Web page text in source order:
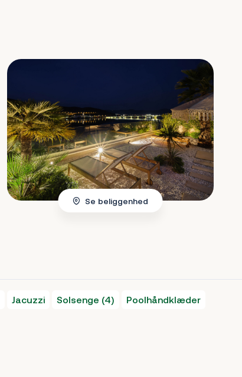
Se beliggenhed
Jacuzzi Solsenge (4)
Poolhåndklæder